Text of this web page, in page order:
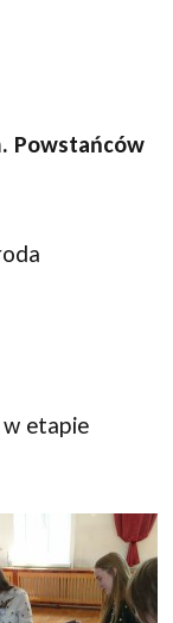
Powstańców
w etapie